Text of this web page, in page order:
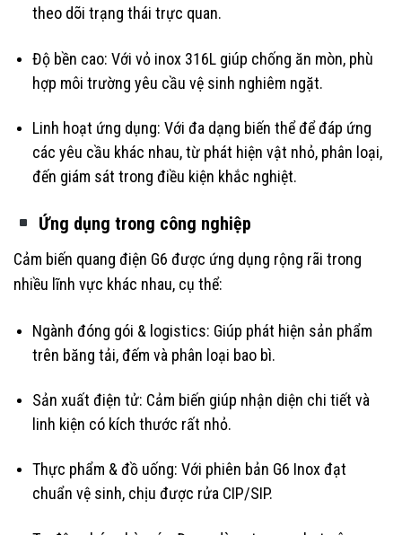
theo dõi trạng thái trực quan.
Độ bền cao: Với vỏ inox 316L giúp chống ăn mòn, phù
hợp môi trường yêu cầu vệ sinh nghiêm ngặt.
Linh hoạt ứng dụng: Với đa dạng biến thể để đáp ứng
các yêu cầu khác nhau, từ phát hiện vật nhỏ, phân loại,
đến giám sát trong điều kiện khắc nghiệt.
Ứng dụng trong công nghiệp
Cảm biến quang điện G6 được ứng dụng rộng rãi trong
nhiều lĩnh vực khác nhau, cụ thể:
Ngành đóng gói & logistics: Giúp phát hiện sản phẩm
trên băng tải, đếm và phân loại bao bì.
Sản xuất điện tử: Cảm biến giúp nhận diện chi tiết và
linh kiện có kích thước rất nhỏ.
Thực phẩm & đồ uống: Với phiên bản G6 Inox đạt
chuẩn vệ sinh, chịu được rửa CIP/SIP.